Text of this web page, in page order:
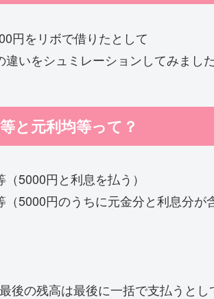
円をリボで借りたとして
いをシュミレーションしてみました
と元利均等って？
5000円と利息を払う）
（5000円のうちに元金分と利息分が
後の残高は最後に一括で支払うとし